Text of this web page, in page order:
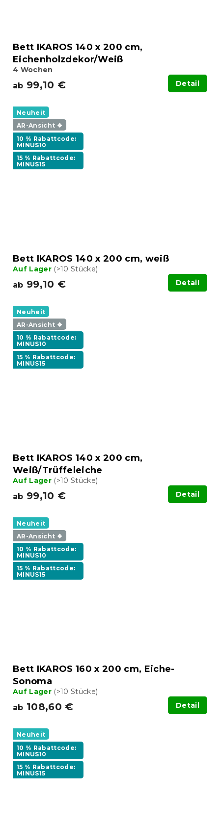
Bett IKAROS 140 x 200 cm,
Eichenholzdekor/Weiß
4 Wochen
ab 99,10 € Detail
Neuheit
AR-Ansicht ❖
10 % Rabattcode:
MINUS10
15 % Rabattcode:
MINUS15
Bett IKAROS 140 x 200 cm, weiß
Auf Lager (>10 Stücke)
ab 99,10 € Detail
Neuheit
AR-Ansicht ❖
10 % Rabattcode:
MINUS10
15 % Rabattcode:
MINUS15
Bett IKAROS 140 x 200 cm,
Weiß/Trüffeleiche
Auf Lager (>10 Stücke)
ab 99,10 € Detail
Neuheit
AR-Ansicht ❖
10 % Rabattcode:
MINUS10
15 % Rabattcode:
MINUS15
Bett IKAROS 160 x 200 cm, Eiche-
Sonoma
Auf Lager (>10 Stücke)
ab 108,60 € Detail
Neuheit
10 % Rabattcode:
MINUS10
15 % Rabattcode:
MINUS15